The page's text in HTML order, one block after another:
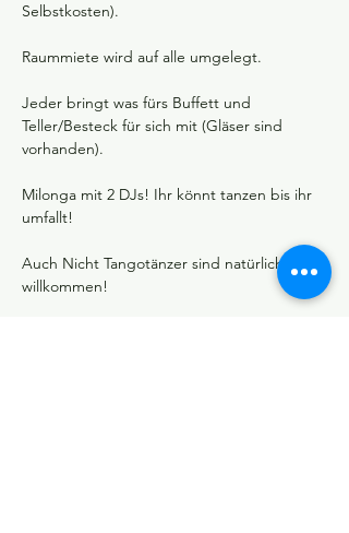
Selbstkosten).
Raummiete wird auf alle umgelegt.
Jeder bringt was fürs Buffett und
Teller/Besteck für sich mit (Gläser sind
vorhanden).
Milonga mit 2 DJs! Ihr könnt tanzen bis ihr
umfallt!
Auch Nicht Tangotänzer sind natürlich
willkommen!